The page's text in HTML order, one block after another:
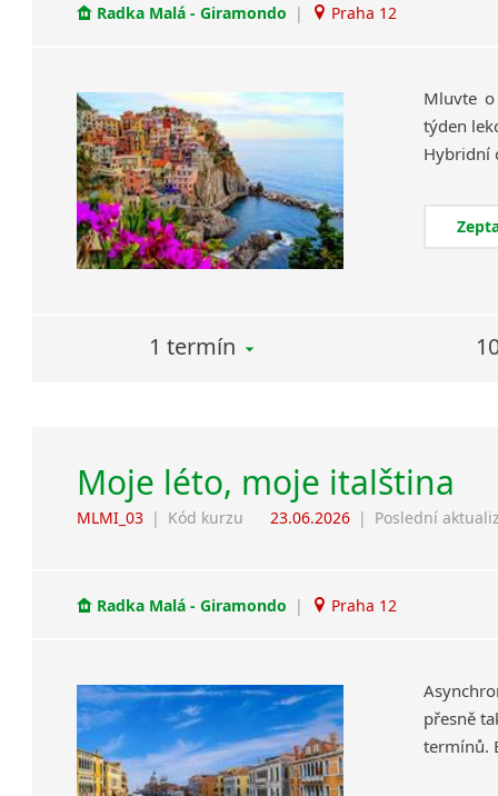
Radka Malá - Giramondo | Praha 12
Mluvte
týden
1 termín
Moje léto, moje italština
MLMI_03 | Kód kurzu 23.06.2026 | Poslední
Radka Malá - Giramondo | Praha 12
přesně